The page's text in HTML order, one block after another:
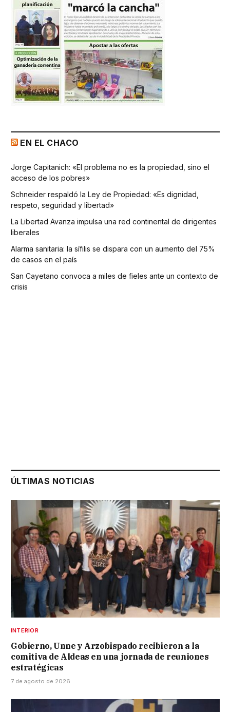
EN EL CHACO
Jorge Capitanich: «El problema no es la propiedad, sino el
acceso de los pobres»
Schneider respaldó la Ley de Propiedad: «Es dignidad,
respeto, seguridad y libertad»
La Libertad Avanza impulsa una red continental de dirigentes
liberales
Alarma sanitaria: la sífilis se dispara con un aumento del 75%
de casos en el país
San Cayetano convoca a miles de fieles ante un contexto de
crisis
ÚLTIMAS NOTICIAS
INTERIOR
Gobierno, Unne y Arzobispado recibieron a la
comitiva de Aldeas en una jornada de reuniones
estratégicas
7 de agosto de 2026